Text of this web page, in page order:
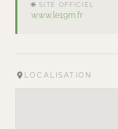
🌐 SITE OFFICIEL
www.le19m.fr
LOCALISATION